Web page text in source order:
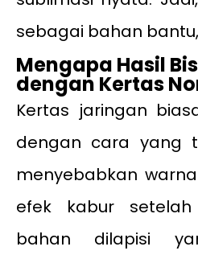
sebagai bahan
Mengapa Hasil
dengan Kertas
Kertas jaringan
dengan cara yang
menyebabkan
efek kabur
bahan dilapisi